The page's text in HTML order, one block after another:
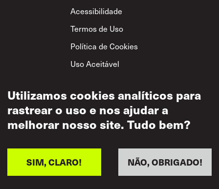
Footer
Acessibilidade
Termos de Uso
Política de Cookies
Uso Aceitável
Privacidade
Política de Respeito
Utilizamos cookies analíticos para
rastrear o uso e nos ajudar a
melhorar nosso site. Tudo bem?
NÃO, OBRIGADO!
SIM, CLARO!